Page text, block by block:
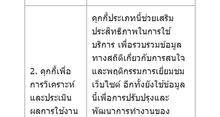
2. คุกกี้เพื่อ
การวิเคราะห์
และประเมิน
ผลการใช้งาน
คุกกี้ประเภทนี้ช่วยเสริม
ประสิทธิภาพในการใช้
บริการ เพื่อรวบรวมข้อมูล
ทางสถิติเกี่ยวกับการสนใจ
และพฤติกรรมการเยี่ยมชม
เว็บไซต์ อีกทั้งยังใช้ข้อมูล
นี้เพื่อการปรับปรุงและ
พัฒนาการทำงานของ